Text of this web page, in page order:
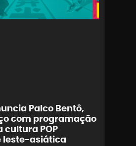
Palco Bentô,
com programação
cultura POP
leste-asiática